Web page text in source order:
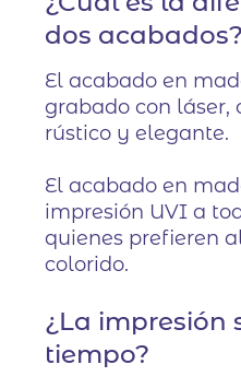
dos acabados?
El acabado en
grabado con láser,
rústico y elegante.
El acabado en
impresión UVI a
quienes prefieren
colorido.
¿La impresión
tiempo?